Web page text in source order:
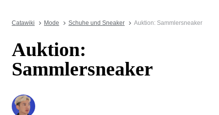
Catawiki Mode Schuhe und Sneaker Auktion: Sammlersneaker
Auktion:
Sammlersneaker